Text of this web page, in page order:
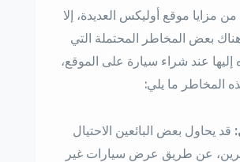
مزايا موقع أوليكس العديدة، إلا
هناك بعض المخاطر المحتملة التي
إليها عند شراء سيارة على الموقع،
المخاطر ما يلي:
قد يحاول بعض البائعين الاحتيال
عن طريق عرض سيارات غير